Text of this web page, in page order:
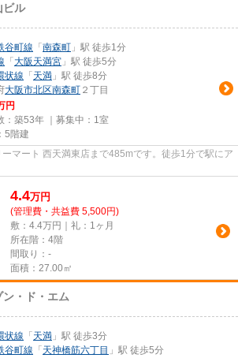
ビル
谷町線 「 南森町 」駅 徒歩1分
「 大阪天満宮 」駅 徒歩5分
状線 「 天満 」駅 徒歩8分
大阪市北区南森町 ２丁目
円
：築53年 ｜募集中： 1室
5階建
マート 西天満東店まで485mです。徒歩1分で駅にア
4.4万円
(管理費・共益費 5,500円)
敷：4.4万円｜礼：1ヶ月
所在階：4階
間取り：-
面積：27.00㎡
ン・ド・エム
状線 「 天満 」駅 徒歩3分
谷町線 「 天神橋筋六丁目 」駅 徒歩5分